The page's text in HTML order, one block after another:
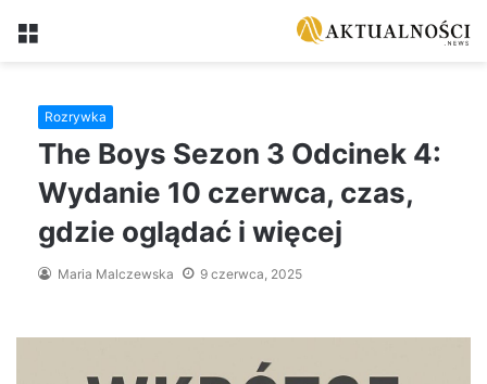
Menu
Rozrywka
The Boys Sezon 3 Odcinek 4:
Wydanie 10 czerwca, czas,
gdzie oglądać i więcej
Maria Malczewska 9 czerwca, 2025